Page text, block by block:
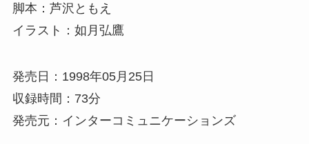
脚本：芦沢ともえ
イラスト：如月弘鷹
発売日：1998年05月25日
収録時間：73分
発売元：インターコミュニケーションズ